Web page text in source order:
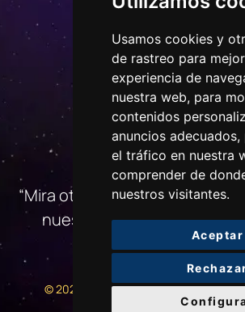
Usamos cookies y
de rastreo para
experiencia de
nuestra web, para
contenidos
anuncios adecuados,
el tráfico en nuestra
comprender de
nuestros visitantes.
Aceptar
CONTACTO
“Mira otra vez ese punto. Eso
nuestro hogar. Eso somos
© 2025 CONTROL DE MISIÓN|